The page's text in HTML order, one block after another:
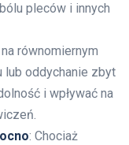
pleców i innych
równomiernym
lub oddychanie zbyt
i wpływać na
: Chociaż